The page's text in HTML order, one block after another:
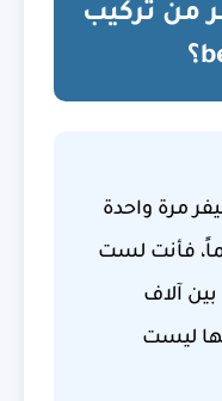
من تركيب
مرة واحدة
فأنت لست
آلاف
ليست